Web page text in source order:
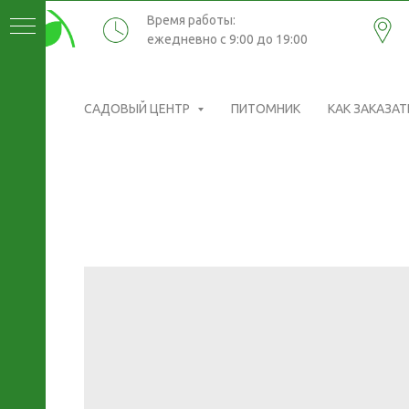
Время работы:
ежедневно с 9:00 до 19:00
САДОВЫЙ ЦЕНТР ПИТОМНИК КАК